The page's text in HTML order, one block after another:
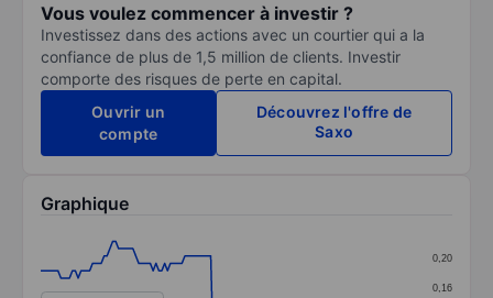
Vous voulez commencer à investir ?
Investissez dans des actions avec un courtier qui a la
confiance de plus de 1,5 million de clients. Investir
comporte des risques de perte en capital.
Ouvrir un
compte
Découvrez l'offre de
Saxo
Graphique
Line chart with 135 data points.
0,16
0,20